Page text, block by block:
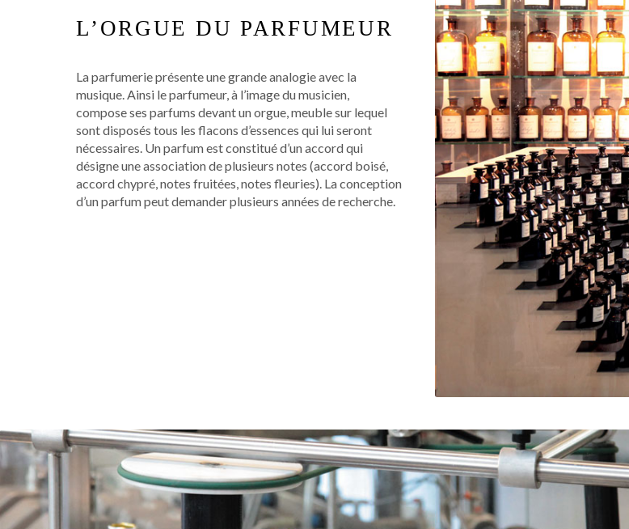
L’ORGUE DU PARFUMEUR
La parfumerie présente une grande analogie avec la
musique. Ainsi le parfumeur, à l’image du musicien,
compose ses parfums devant un orgue, meuble sur lequel
sont disposés tous les flacons d’essences qui lui seront
nécessaires. Un parfum est constitué d’un accord qui
désigne une association de plusieurs notes (accord boisé,
accord chypré, notes fruitées, notes fleuries). La conception
d’un parfum peut demander plusieurs années de recherche.